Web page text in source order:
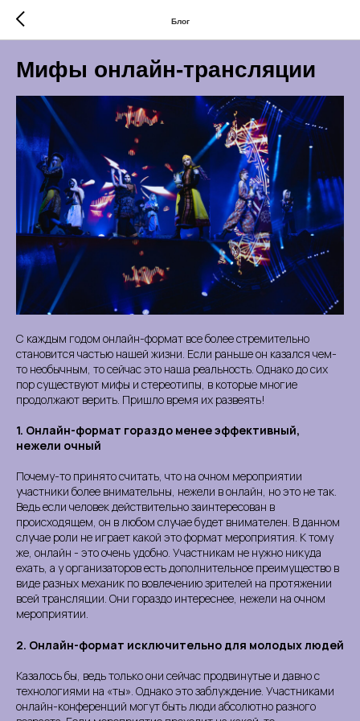
Блог
Мифы онлайн-трансляции
С каждым годом онлайн-формат все более стремительно
становится частью нашей жизни. Если раньше он казался чем-
то необычным, то сейчас это наша реальность. Однако до сих
пор существуют мифы и стереотипы, в которые многие
продолжают верить. Пришло время их развеять!
1. Онлайн-формат гораздо менее эффективный,
нежели очный
Почему-то принято считать, что на очном мероприятии
участники более внимательны, нежели в онлайн, но это не так.
Ведь если человек действительно заинтересован в
происходящем, он в любом случае будет внимателен. В данном
случае роли не играет какой это формат мероприятия. К тому
же, онлайн - это очень удобно. Участникам не нужно никуда
ехать, а у организаторов есть дополнительное преимущество в
виде разных механик по вовлечению зрителей на протяжении
всей трансляции. Они гораздо интереснее, нежели на очном
мероприятии.
2. Онлайн-формат исключительно для молодых людей
Казалось бы, ведь только они сейчас продвинутые и давно с
технологиями на «ты». Однако это заблуждение. Участниками
онлайн-конференций могут быть люди абсолютно разного